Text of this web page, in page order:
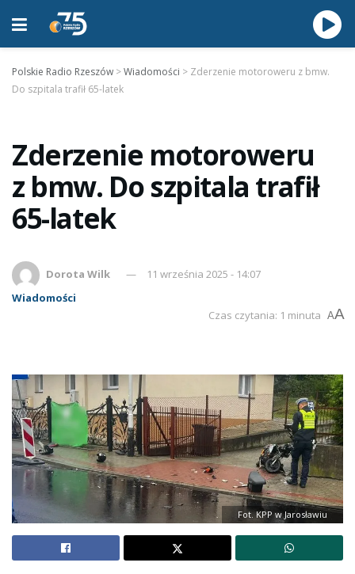
Polskie Radio Rzeszów >Wiadomości > Zderzenie motoroweru z bmw.
Do szpitala trafił 65-latek
Zderzenie motoroweru
z bmw. Do szpitala trafił
65-latek
Dorota Wilk
11 września 2025 - 14:07
Wiadomości
Czas czytania: 1 minuta AA
Fot. KPP w Jarosławiu